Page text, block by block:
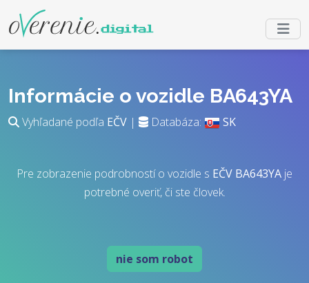
Informácie o vozidle BA643YA
Vyhľadané podľa EČV | Databáza: SK
Pre zobrazenie podrobností o vozidle s EČV BA643YA je
potrebné overiť, či ste človek.
nie som robot